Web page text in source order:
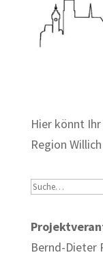
Hier könnt
Region
Suche
Bernd-Dieter